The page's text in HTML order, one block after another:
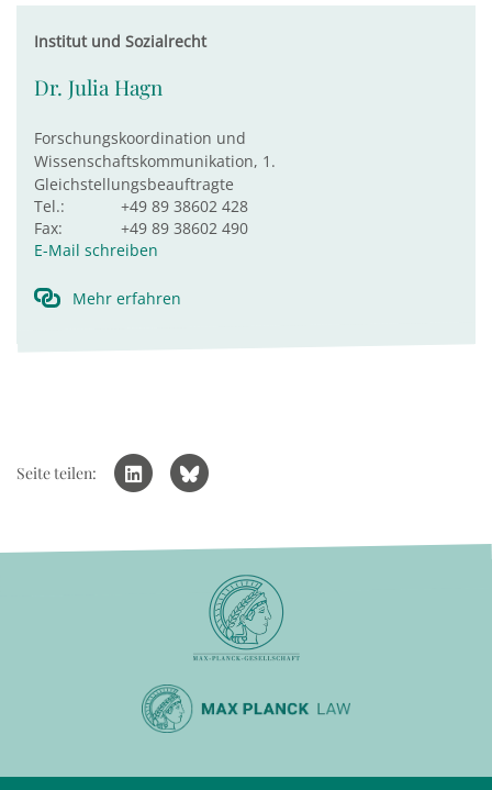
Institut und Sozialrecht
Dr. Julia Hagn
Forschungskoordination und
Wissenschaftskommunikation, 1.
Gleichstellungsbeauftragte
Tel.:
+49 89 38602 428
Fax:
+49 89 38602 490
E-Mail schreiben
Mehr erfahren
Seite teilen: